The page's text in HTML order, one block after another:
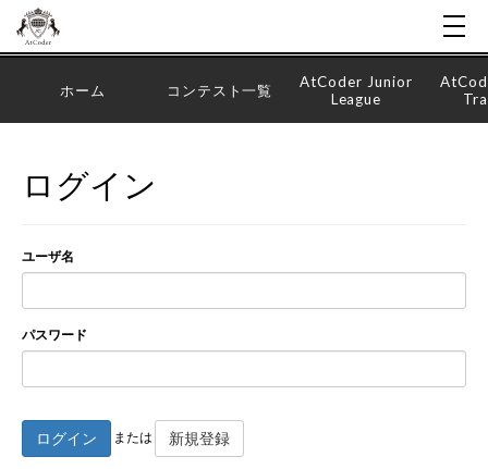
ホーム コンテスト一覧
AtCoder Junior
League
ログイン
ユーザ名
パスワード
ログイン または 新規登録